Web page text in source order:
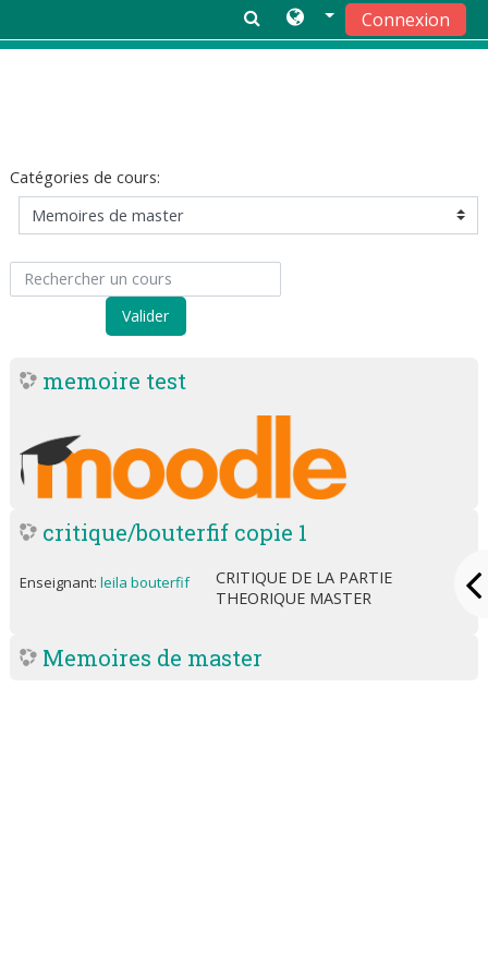
Connexion
Catégories de cours:
Valider
memoire test
critique/bouterfif copie 1
CRITIQUE DE LA PARTIE
THEORIQUE MASTER
Enseignant:leila bouterfif
Memoires de master